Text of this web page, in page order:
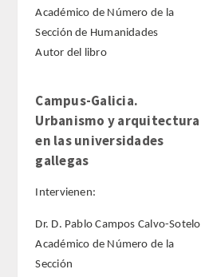
Académico de Número de la
Sección de Humanidades
Autor del libro
Campus-Galicia.
Urbanismo y arquitectura
en las universidades
gallegas
Intervienen:
Dr. D. Pablo Campos Calvo-Sotelo
Académico de Número de la
Sección